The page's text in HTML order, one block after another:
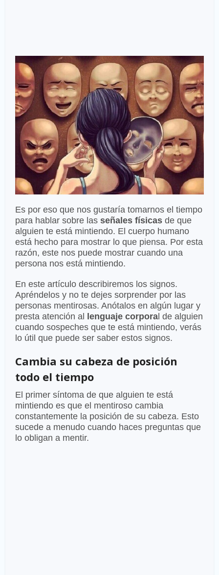
Es por eso que nos gustaría tomarnos el tiempo
para hablar sobre lasseñales físicas de que
alguien te está mintiendo. El cuerpo humano
está hecho para mostrar lo que piensa. Por esta
razón, este nos puede mostrar cuando una
persona nos está mintiendo.
En este artículo describiremos los signos.
Apréndelos y no te dejes sorprender por las
personas mentirosas. Anótalos en algún lugar y
presta atención al lenguaje corporal de alguien
cuando sospeches que te está mintiendo, verás
lo útil que puede ser saber estos signos.
Cambia su cabeza de posición
todo el tiempo
El primer síntoma de que alguien te está
mintiendo es que el mentiroso cambia
constantemente la posición de su cabeza. Esto
sucede a menudo cuando haces preguntas que
lo obligan a mentir.